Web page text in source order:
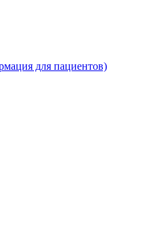
для пациентов)